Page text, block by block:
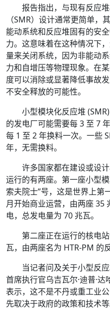
报告指出，与现有反应
（SMR）设计通常更简单，
能动系统和反应堆固有的安
力。这意味着在这种情况下
量来关闭系统，因为非能动
力和自增压等物理现象。在
度可以消除或显著降低事故
不安全释放的可能性。
小型模块化反应堆
的发电厂可能需要每 3 至 7
每 1 至 2 年换料一次。一些
年，无需换料。
许多国家都在建设或设
运行的有两座。第一座小型
索夫院士”号，这是世界上第
月开始商业运营，由两座 35
电，总发电量为 70 兆瓦。
第二座正在运行的核电
瓦，由两座名为 HTR-PM 的
当记者问及关于小型反
首席执行官乌吉瓦尔·迪普·
表示，这不是不丹或重工业
先取决于政府的政策和技术等